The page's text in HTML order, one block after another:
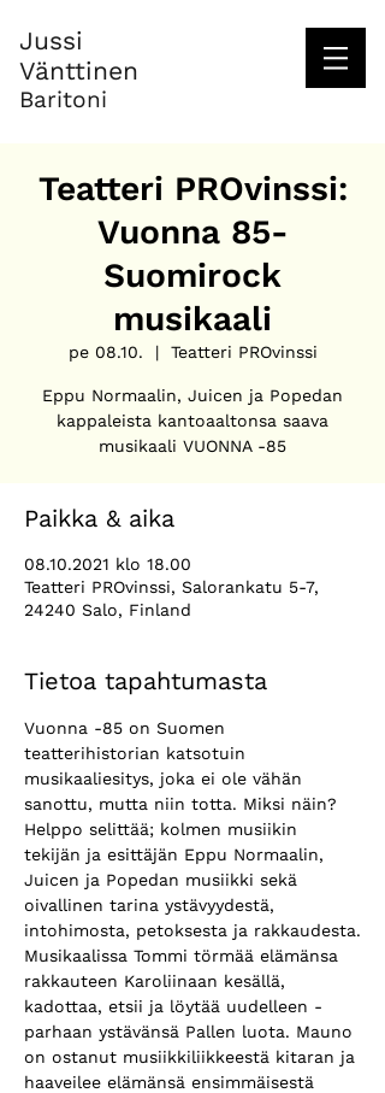
Jussi
Vänttinen
Baritoni
Teatteri PROvinssi:
Vuonna 85-
Suomirock
musikaali
pe 08.10.
  |
Teatteri PROvinssi
Eppu Normaalin, Juicen ja Popedan
kappaleista kantoaaltonsa saava
musikaali VUONNA -85
Paikka & aika
08.10.2021 klo 18.00
Teatteri PROvinssi, Salorankatu 5-7,
24240 Salo, Finland
Tietoa tapahtumasta
Vuonna -85 on Suomen
teatterihistorian katsotuin
musikaaliesitys, joka ei ole vähän
sanottu, mutta niin totta. Miksi näin?
Helppo selittää; kolmen musiikin
tekijän ja esittäjän Eppu Normaalin,
Juicen ja Popedan musiikki sekä
oivallinen tarina ystävyydestä,
intohimosta, petoksesta ja rakkaudesta.
Musikaalissa Tommi törmää elämänsa
rakkauteen Karoliinaan kesällä,
kadottaa, etsii ja löytää uudelleen -
parhaan ystävänsä Pallen luota. Mauno
on ostanut musiikkiliikkeestä kitaran ja
haaveilee elämänsä ensimmäisestä